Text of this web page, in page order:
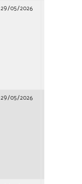
29/05/2026
29/05/2026